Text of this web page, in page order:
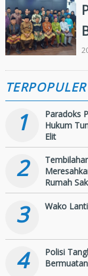
TERPOPULER
1
Paradoks
Hukum
Elit
2
Rumah
3 Wako
4
Polisi